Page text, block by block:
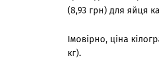
(8,93 грн) для яйця
Імовірно, ціна
кг).